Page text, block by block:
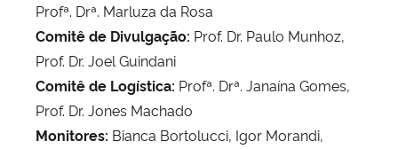
Profª. Drª. Marluza da Rosa
Comitê de Divulgação: Prof. Dr. Paulo Munhoz,
Prof. Dr. Joel Guindani
Comitê de Logística: Profª. Drª. Janaína Gomes,
Prof. Dr. Jones Machado
Monitores: Bianca Bortolucci, Igor Morandi,